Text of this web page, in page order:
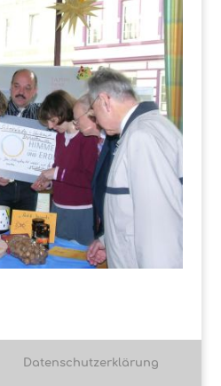
Datenschutzerklärung